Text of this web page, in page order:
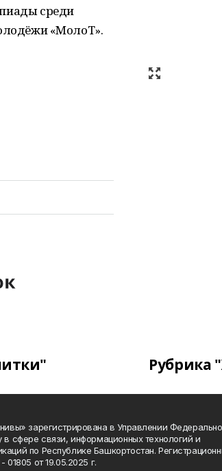
среди
«МолоТ».
Рубрика
зарегистрирована в Управлении
сфере связи, информационных технологий и
по Республике Башкортостан.
от 19.05.2025 г.